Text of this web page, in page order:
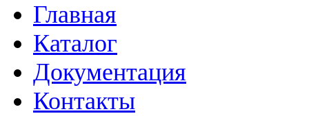
Главная
Каталог
Документация
Контакты